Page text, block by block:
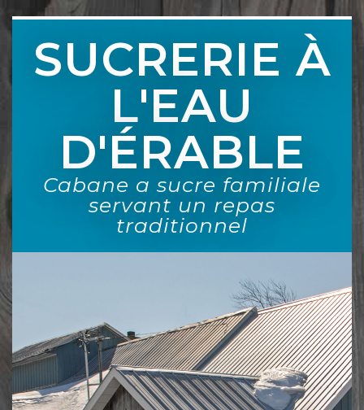
SUCRERIE À
L'EAU
D'ÉRABLE
Cabane a sucre familiale
servant un repas
traditionnel